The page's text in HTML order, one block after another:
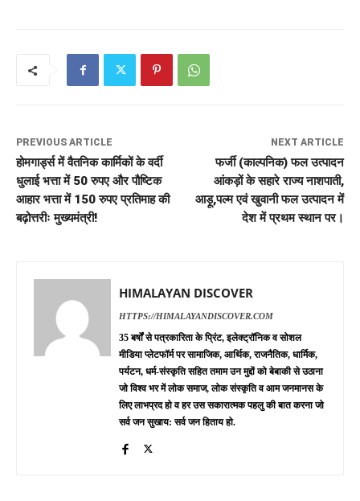
PREVIOUS ARTICLE
होमगार्ड्स में वैतनिक कार्मिकों के वर्दी
धुलाई भत्ता में 50 रुपए और पौष्टिक
आहार भत्ता में 150 रुपए प्रतिमाह की
बढ़ोत्तरीः मुख्यमंत्री!
NEXT ARTICLE
फर्जी (काल्पनिक) फल उत्पादन
आंकड़ों के सहारे राज्य नाशपाती,
आड़ू,पल्म एवं खुवानी फल उत्पादन में
देश में प्रथम स्थान पर।
HIMALAYAN DISCOVER
HTTPS://HIMALAYANDISCOVER.COM
35 बर्षों से पत्रकारिता के प्रिंट, इलेक्ट्रॉनिक व सोशल
मीडिया प्लेटफॉर्म पर सामाजिक, आर्थिक, राजनैतिक, धार्मिक,
पर्यटन, धर्म-संस्कृति सहित तमाम उन मुद्दों को बेबाकी से उठाना
जो विश्व भर में लोक समाज, लोक संस्कृति व आम जनमानस के
लिए लाभप्रद हो व हर उस सकारात्मक पहलु की बात करना जो
सर्व जन सुखाय: सर्व जन हिताय हो.